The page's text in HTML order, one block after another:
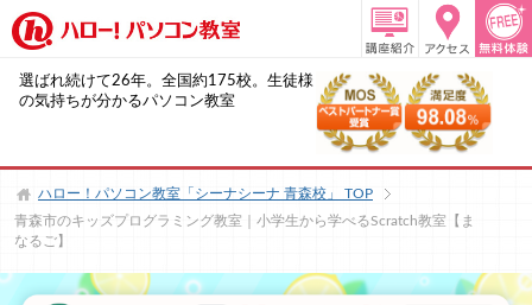
選ばれ続けて26年。全国約175校。生徒様
の気持ちが分かるパソコン教室
ハロー！パソコン教室「シーナシーナ 青森校」
TOP
青森市のキッズプログラミング教室｜小学生から学べるScratch教室【ま
なるご】